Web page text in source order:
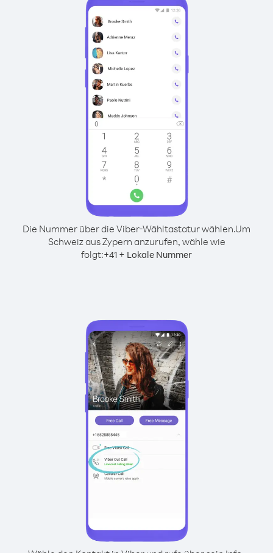
Die Nummer über die Viber-Wähltastatur wählen.Um
Schweiz aus Zypern anzurufen, wähle wie
folgt:+41 + Lokale Nummer